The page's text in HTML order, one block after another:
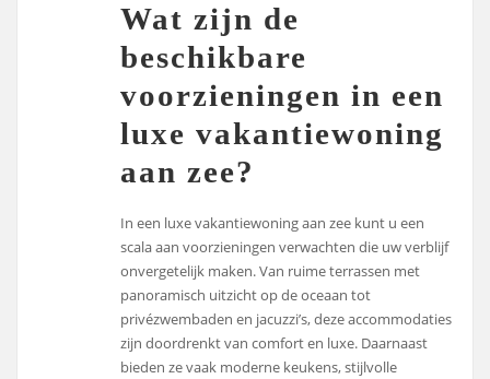
Wat zijn de
beschikbare
voorzieningen in een
luxe vakantiewoning
aan zee?
In een luxe vakantiewoning aan zee kunt u een
scala aan voorzieningen verwachten die uw verblijf
onvergetelijk maken. Van ruime terrassen met
panoramisch uitzicht op de oceaan tot
privézwembaden en jacuzzi’s, deze accommodaties
zijn doordrenkt van comfort en luxe. Daarnaast
bieden ze vaak moderne keukens, stijlvolle